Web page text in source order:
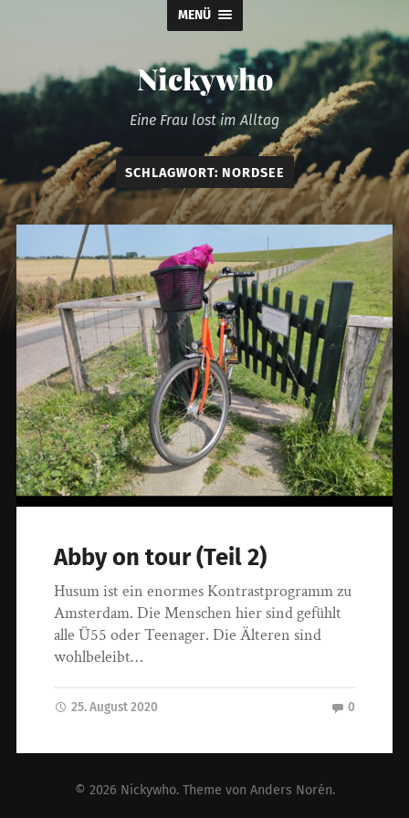
MENÜ
Nickywho
Eine Frau lost im Alltag
SCHLAGWORT: NORDSEE
Abby on tour (Teil 2)
Husum ist ein enormes Kontrastprogramm zu
Amsterdam. Die Menschen hier sind gefühlt
alle Ü55 oder Teenager. Die Älteren sind
wohlbeleibt…
25. August 2020 0
© 2026 Nickywho. Theme von Anders Norén.